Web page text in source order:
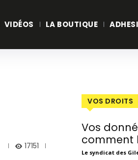
VIDÉOS LA BOUTIQUE
17151
VOS DROITS
Vos
comment
Le syndicat des